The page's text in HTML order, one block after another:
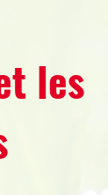
les